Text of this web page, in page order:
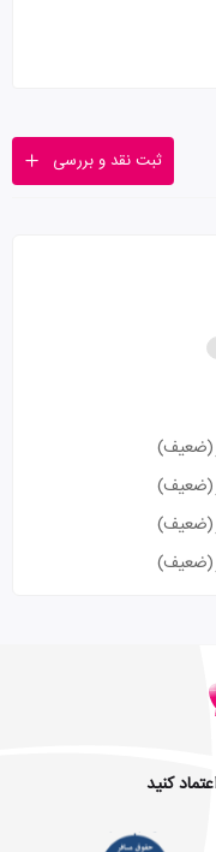
ثبت نقد و بررسی
(ضعیف)
(ضعیف)
(ضعیف)
(ضعیف)
کنید